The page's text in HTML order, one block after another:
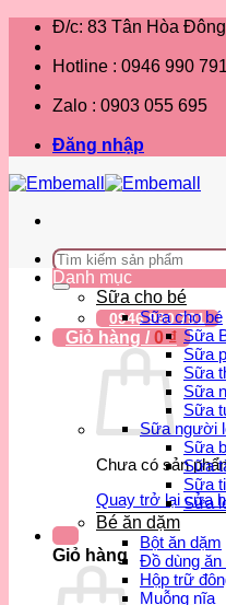
qua
dung
Đ/c: 83 Tân Hòa
Hotline : 0946 990 791
Zalo : 0903 055 695
Đăng nhập
Tìm
kiếm:
0946 990 791
Giỏ hàng / 0₫
Chưa có sản
Quay trở lại cửa
Giỏ hàng
Danh mục
Sữa cho bé
Sữa cho bé
Sữa
Sữa
Sữa
Sữa
Sữa
Sữa người
Sữa
Sữa
Sữa
Sữa
Bé ăn dặm
Bột ăn dặm
Đồ dùng ăn
Hộp trữ
Muỗng nĩa